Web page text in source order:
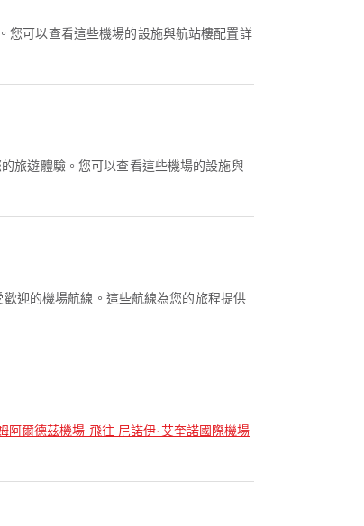
您可以查看這些機場的設施與航站樓配置詳
旅遊體驗。您可以查看這些機場的設施與
迎的機場航線。這些航線為您的旅程提供
阿爾德茲機場 飛往 尼諾伊·艾奎諾國際機場